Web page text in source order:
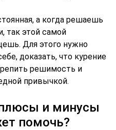
а когда решаешь
так этой самой
Для этого нужно
доказать, что курение
решимость и
привычкой.
и минусы
помочь?